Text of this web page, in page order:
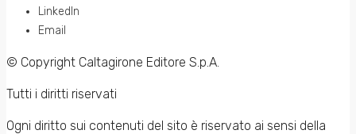
LinkedIn
Email
© Copyright Caltagirone Editore S.p.A.
Tutti i diritti riservati
Ogni diritto sui contenuti del sito è riservato ai sensi della